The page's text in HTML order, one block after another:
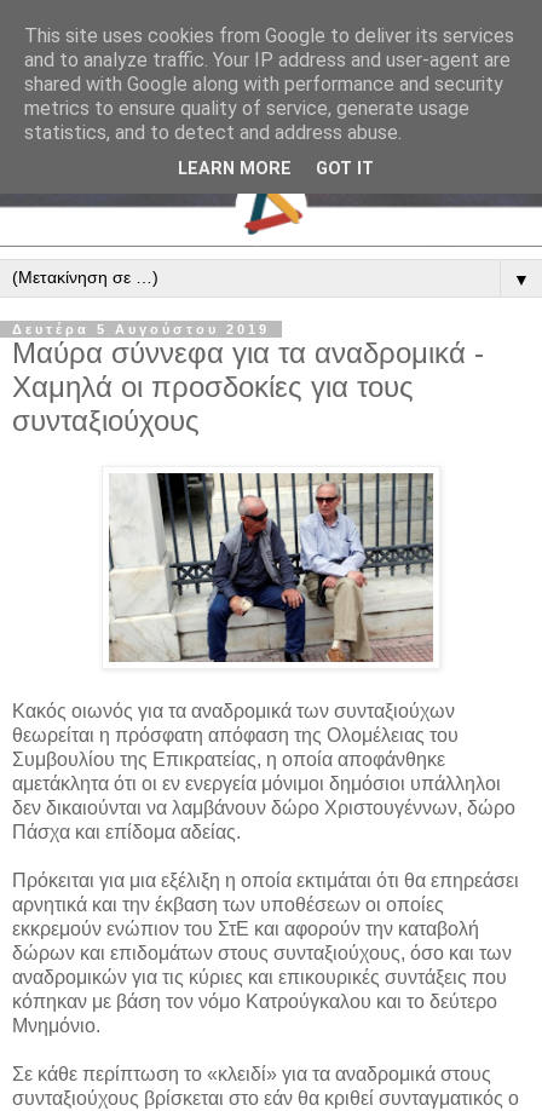
▼
Δευτέρα 5 Αυγούστου 2019
Μαύρα σύννεφα για τα αναδρομικά -
Χαμηλά οι προσδοκίες για τους
συνταξιούχους
Κακός οιωνός για τα αναδρομικά των συνταξιούχων
θεωρείται η πρόσφατη απόφαση της Ολομέλειας του
Συμβουλίου της Επικρατείας, η οποία αποφάνθηκε
αμετάκλητα ότι οι εν ενεργεία μόνιμοι δημόσιοι υπάλληλοι
δεν δικαιούνται να λαμβάνουν δώρο Χριστουγέννων, δώρο
Πάσχα και επίδομα αδείας.
Πρόκειται για μια εξέλιξη η οποία εκτιμάται ότι θα επηρεάσει
αρνητικά και την έκβαση των υποθέσεων οι οποίες
εκκρεμούν ενώπιον του ΣτΕ και αφορούν την καταβολή
δώρων και επιδομάτων στους συνταξιούχους, όσο και των
αναδρομικών για τις κύριες και επικουρικές συντάξεις που
κόπηκαν με βάση τον νόμο Κατρούγκαλου και το δεύτερο
Μνημόνιο.
Σε κάθε περίπτωση το «κλειδί» για τα αναδρομικά στους
συνταξιούχους βρίσκεται στο εάν θα κριθεί συνταγματικός ο
This site uses cookies from Google to deliver its services
and to analyze traffic. Your IP address and user-agent are
shared with Google along with performance and security
metrics to ensure quality of service, generate usage
statistics, and to detect and address abuse.
LEARN MORE GOT IT